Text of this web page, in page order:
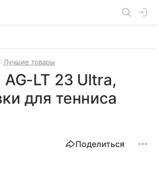
Лучшие товары
LT 23 Ultra,
для тенниса
Поделиться